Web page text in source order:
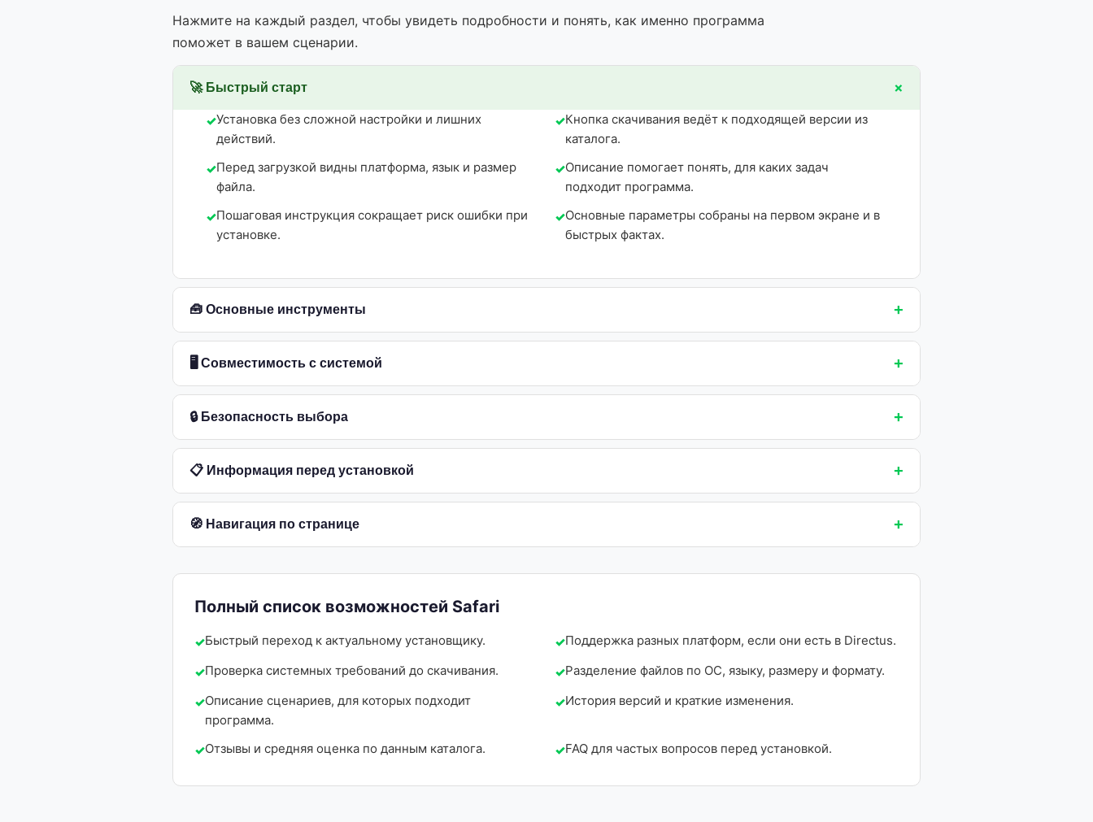
Нажмите на каждый раздел, чтобы увидеть подробности и понять, как именно программа
поможет в вашем сценарии.
🚀 Быстрый старт +
Установка без сложной настройки и лишних
действий.
Кнопка скачивания ведёт к подходящей версии из
каталога.
Перед загрузкой видны платформа, язык и размер
файла.
Описание помогает понять, для каких задач
подходит программа.
Пошаговая инструкция сокращает риск ошибки при
установке.
Основные параметры собраны на первом экране и в
быстрых фактах.
🧰 Основные инструменты +
🖥 Совместимость с системой +
🔒 Безопасность выбора +
📋 Информация перед установкой +
🧭 Навигация по странице +
Полный список возможностей Safari
Быстрый переход к актуальному установщику.
Поддержка разных платформ, если они есть в Directus.
Проверка системных требований до скачивания.
Разделение файлов по ОС, языку, размеру и формату.
Описание сценариев, для которых подходит
программа.
История версий и краткие изменения.
Отзывы и средняя оценка по данным каталога. FAQ для частых вопросов перед установкой.